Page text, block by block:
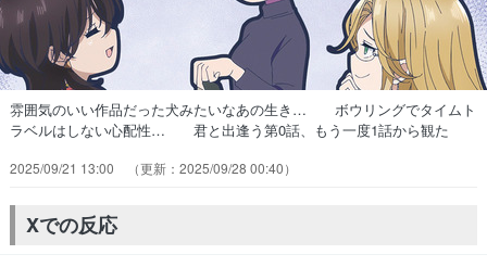
雰囲気のいい作品だった犬みたいなあの生き… ボウリングでタイムト
ラベルはしない心配性… 君と出逢う第0話、もう一度1話から観た
表され藤はうれしくなるが「君… 大人になってからの夜遊びのたのし
れれば最悪たぬきじゃ無くても犬でも… 藤さんと君から溢れる癒し・
不思議・おもし… 最終話も特に変わりなく藤と君と雨を交えて…
2025/09/21 13:00 2025/09/28 00:40
Xでの反応